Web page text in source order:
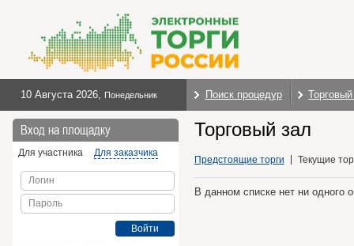
10 Августа 2026, Понедельник Поиск процедур
Вход на площадку
Для участника Для заказчика
Логин
Пароль
Войти
Торговый зал
Предстоящие торги Текущие
В данном списке нет ни одного